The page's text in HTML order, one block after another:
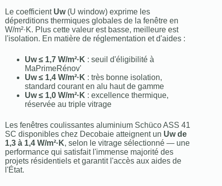
Le coefficient Uw(U window) exprime les
déperditions thermiques globales de la fenêtre en
W/m²·K. Plus cette valeur est basse, meilleure est
l'isolation. En matière de réglementation et d'aides :
Uw ≤ 1,7 W/m²·K : seuil d'éligibilité à
MaPrimeRénov'
Uw ≤ 1,4 W/m²·K : très bonne isolation,
standard courant en alu haut de gamme
Uw ≤ 1,0 W/m²·K : excellence thermique,
réservée au triple vitrage
Les fenêtres coulissantes aluminium Schüco ASS 41
SC disponibles chez Decobaie atteignent un Uw de
1,3 à 1,4 W/m²·K, selon le vitrage sélectionné — une
performance qui satisfait l'immense majorité des
projets résidentiels et garantit l'accès aux aides de
l'État.